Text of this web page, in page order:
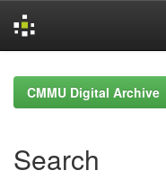
navigationCMMU Digital Archive
Search